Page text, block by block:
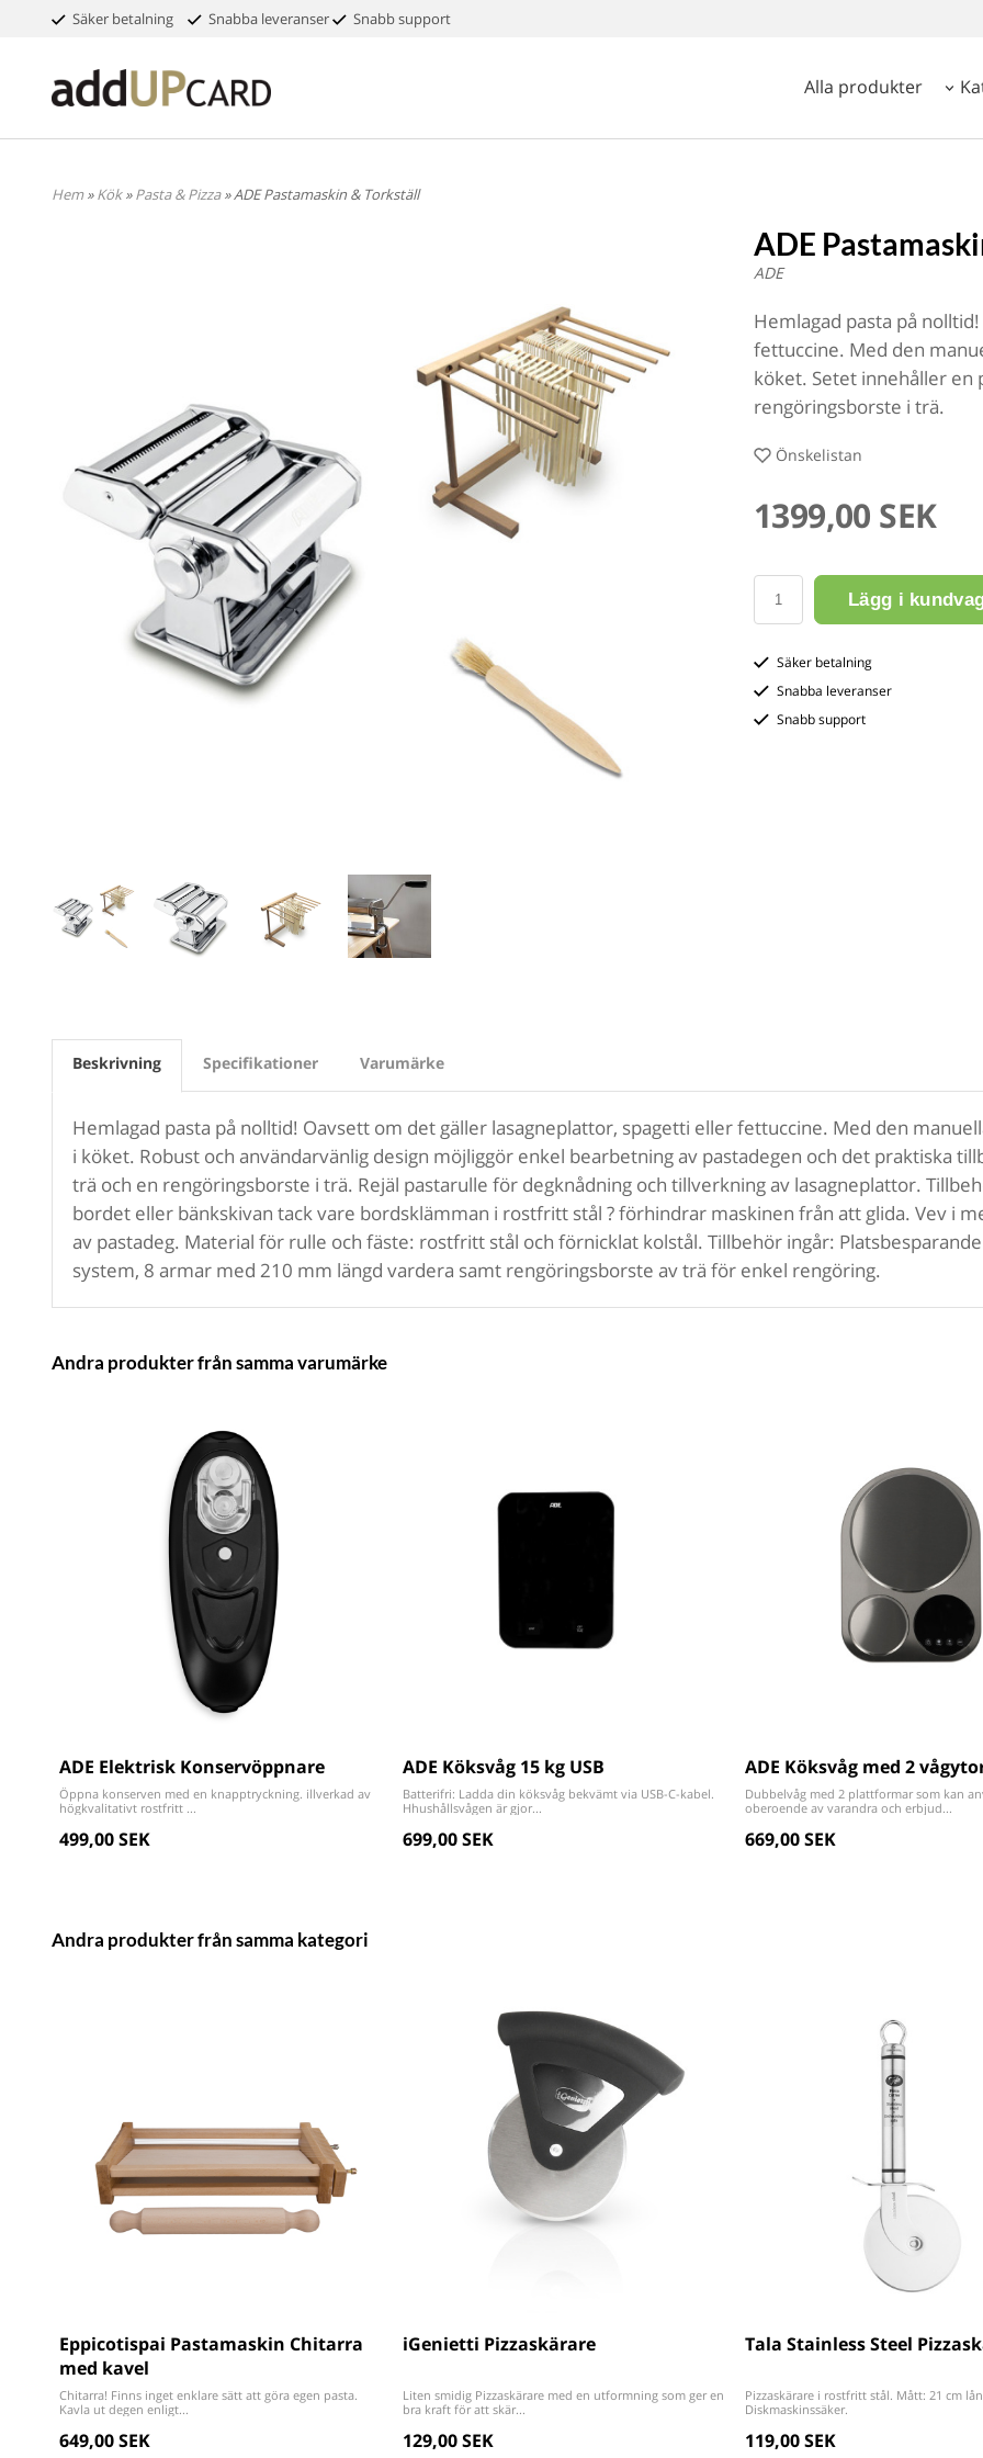
Säker betalning Snabba leveranser Snabb support
Alla produkter
Hem»Kök»Pasta & Pizza» ADE Pastamaskin & Torkställ
ADE
ADE
Hemlagad pasta på
fettuccine. Med den
köket. Setet innehåller en
rengöringsborste i trä.
Önskelistan
1399,00 SEK
Lägg i
Säker betalning
Snabba leveranser
Snabb support
Beskrivning Specifikationer Varumärke
Hemlagad pasta på nolltid! Oavsett om det gäller lasagneplattor, spagetti eller fettuccine. Med den
i köket. Robust och användarvänlig design möjliggör enkel bearbetning av pastadegen och det praktiska
trä och en rengöringsborste i trä. Rejäl pastarulle för degknådning och tillverkning av lasagneplattor.
bordet eller bänkskivan tack vare bordsklämman i rostfritt stål ? förhindrar maskinen från att glida. Vev i
av pastadeg. Material för rulle och fäste: rostfritt stål och förnicklat kolstål. Tillbehör ingår:
system, 8 armar med 210 mm längd vardera samt rengöringsborste av trä för enkel rengöring.
Andra produkter från samma varumärke
ADE Elektrisk Konservöppnare
Öppna konserven med en knapptryckning. illverkad av
högkvalitativt rostfritt ...
499,00 SEK
ADE Köksvåg 15 kg USB
Batterifri: Ladda din köksvåg bekvämt via USB-C-kabel.
Hhushållsvågen är gjor...
699,00 SEK
ADE Köksvåg med 2
Dubbelvåg med 2 plattformar som kan
oberoende av varandra och erbjud...
669,00 SEK
Andra produkter från samma kategori
Eppicotispai Pastamaskin Chitarra
med kavel
Chitarra! Finns inget enklare sätt att göra egen pasta.
Kavla ut degen enligt...
649,00 SEK
iGenietti Pizzaskärare
Liten smidig Pizzaskärare med en utformning som ger en
bra kraft för att skär...
129,00 SEK
Tala Stainless Steel
Pizzaskärare i rostfritt stål. Mått: 21 cm
Diskmaskinssäker.
119,00 SEK